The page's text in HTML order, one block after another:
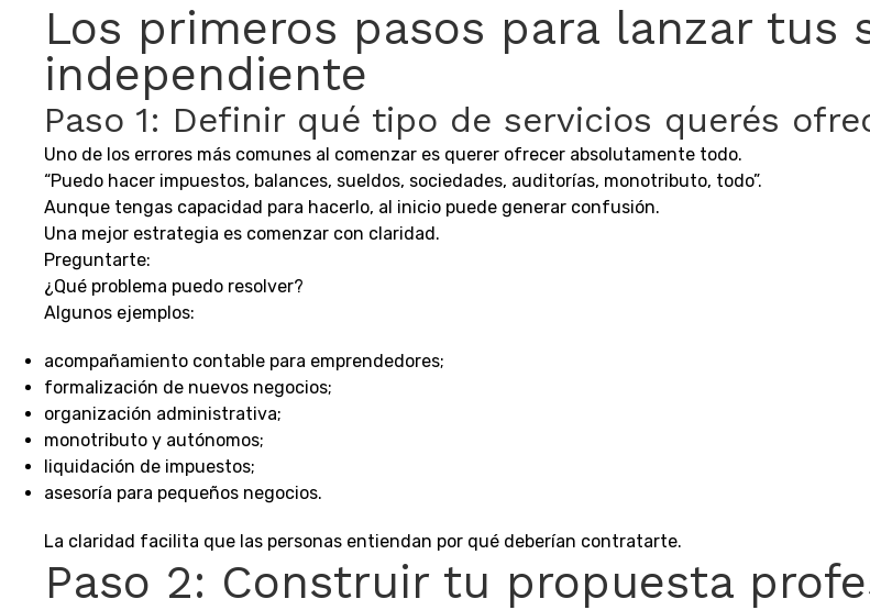
Los primeros pasos para lanzar tus
independiente
Paso 1: Definir qué tipo de servicios querés
Uno de los errores más comunes al comenzar es querer ofrecer absolutamente todo.
“Puedo hacer impuestos, balances, sueldos, sociedades, auditorías, monotributo, todo”.
Aunque tengas capacidad para hacerlo, al inicio puede generar confusión.
Una mejor estrategia es comenzar con claridad.
Preguntarte:
¿Qué problema puedo resolver?
Algunos ejemplos:
acompañamiento contable para emprendedores;
formalización de nuevos negocios;
organización administrativa;
monotributo y autónomos;
liquidación de impuestos;
asesoría para pequeños negocios.
La claridad facilita que las personas entiendan por qué deberían contratarte.
Paso 2: Construir tu propuesta